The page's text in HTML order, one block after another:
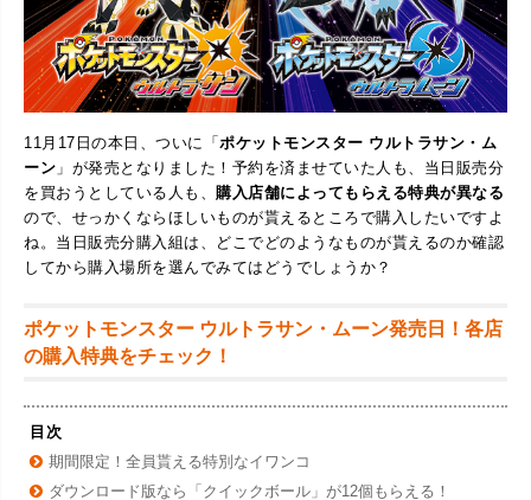
11月17日の本日、ついに「 ポケットモンスター ウルトラサン・ム
ーン 」が発売となりました！予約を済ませていた人も、当日販売分
を買おうとしている人も、 購入店舗によってもらえる特典が異なる
ので、せっかくならほしいものが貰えるところで購入したいですよ
ね。当日販売分購入組は、どこでどのようなものが貰えるのか確認
してから購入場所を選んでみてはどうでしょうか？
ポケットモンスター ウルトラサン・ムーン発売日！各店
の購入特典をチェック！
目次
期間限定！全員貰える特別なイワンコ
ダウンロード版なら「クイックボール」が12個もらえる！